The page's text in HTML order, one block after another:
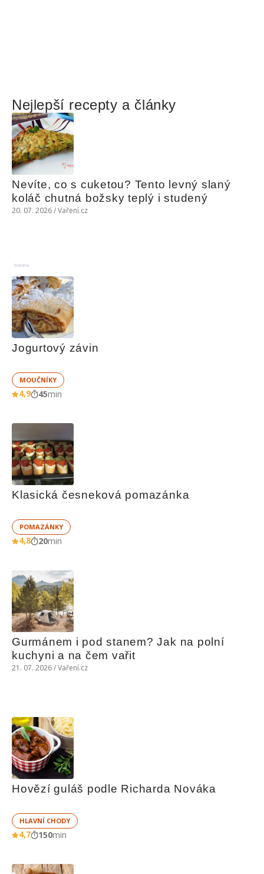
Nejlepší recepty a články
Nevíte, co s cuketou? Tento levný slaný
koláč chutná božsky teplý i studený
20. 07. 2026 / Vaření.cz
Reklama
Jogurtový závin
MOUČNÍKY
4,9 45min
Klasická česneková pomazánka
POMAZÁNKY
4,8 20min
Gurmánem i pod stanem? Jak na polní
kuchyni a na čem vařit
21. 07. 2026 / Vaření.cz
Hovězí guláš podle Richarda Nováka
HLAVNÍ CHODY
4,7 150min